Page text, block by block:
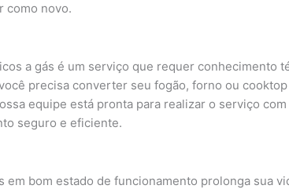
como novo.
a gás é um serviço que requer conhecimento
precisa converter seu fogão, forno ou
equipe está pronta para realizar o serviço
seguro e eficiente.
em bom estado de funcionamento prolonga sua